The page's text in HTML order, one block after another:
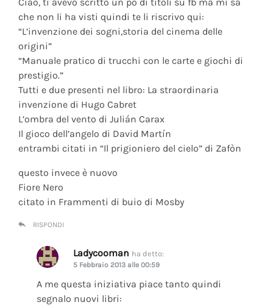
che non li ha visti quindi te li riscrivo qui:
“L’invenzione dei sogni,storia del cinema delle
origini”
“Manuale pratico di trucchi con le carte e giochi di
prestigio.”
Tutti e due presenti nel libro: La straordinaria
invenzione di Hugo Cabret
L’ombra del vento di Julián Carax
Il gioco dell’angelo di David Martín
entrambi citati in “Il prigioniero del cielo” di Zafòn
questo invece è nuovo
Fiore Nero
citato in Frammenti di buio di Mosby
RISPONDI
Ladycooman ha detto:
5 Febbraio 2013 alle 00:59
A me questa iniziativa piace tanto quindi
segnalo nuovi libri: